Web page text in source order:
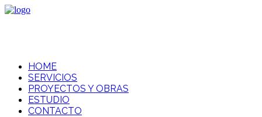
HOME
SERVICIOS
PROYECTOS Y OBRAS
ESTUDIO
CONTACTO